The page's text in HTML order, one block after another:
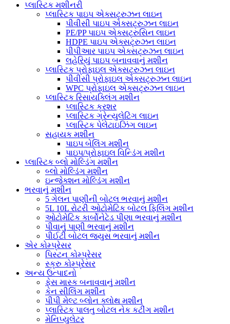
પ્લાસ્ટિક મશીનરી
પ્લાસ્ટિક પાઇપ એક્સટ્રુઝન લાઇન
પીવીસી પાઇપ એક્સટ્રુઝન લાઇન
PE/PP પાઇપ એક્સટ્રુસિન લાઇન
HDPE પાઇપ એક્સટ્રુઝન લાઇન
પીપીઆર પાઇપ એક્સટ્રુઝન લાઇન
લહેરિયું પાઇપ બનાવવાનું મશીન
પ્લાસ્ટિક પ્રોફાઇલ એક્સટ્રુઝન લાઇન
પીવીસી પ્રોફાઇલ એક્સટ્રુઝન લાઇન
WPC પ્રોફાઇલ એક્સટ્રુઝન લાઇન
પ્લાસ્ટિક રિસાયક્લિંગ મશીન
પ્લાસ્ટિક ક્રશર
પ્લાસ્ટિક ગ્રેન્યુલેટિંગ લાઇન
પ્લાસ્ટિક પેલેટાઇઝિંગ લાઇન
સહાયક મશીન
પાઇપ બેલિંગ મશીન
પાઇપ/પ્રોફાઇલ વિન્ડિંગ મશીન
પ્લાસ્ટિક બ્લો મોલ્ડિંગ મશીન
બ્લો મોલ્ડિંગ મશીન
ઇન્જેક્શન મોલ્ડિંગ મશીન
ભરવાનું મશીન
5 ગેલન પાણીની બોટલ ભરવાનું મશીન
5L 10L રોટરી ઓટોમેટિક બોટલ ફિલિંગ મશીન
ઓટોમેટિક કાર્બોનેટેડ પીણા ભરવાનું મશીન
પીવાનું પાણી ભરવાનું મશીન
પીઈટી બોટલ જ્યુસ ભરવાનું મશીન
એર કોમ્પ્રેસર
પિસ્ટન કોમ્પ્રેસર
સ્ક્રુ કોમ્પ્રેસર
અન્ય ઉત્પાદનો
ફેસ માસ્ક બનાવવાનું મશીન
કેન સીલિંગ મશીન
પીપી મેલ્ટ બ્લોન ક્લોથ મશીન
પ્લાસ્ટિક પાલતુ બોટલ નેક કટીંગ મશીન
મેનિપ્યુલેટર